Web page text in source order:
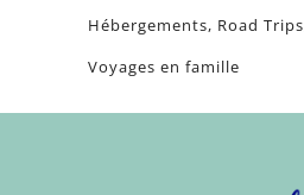
Hébergements Road Trips
Voyages en famille